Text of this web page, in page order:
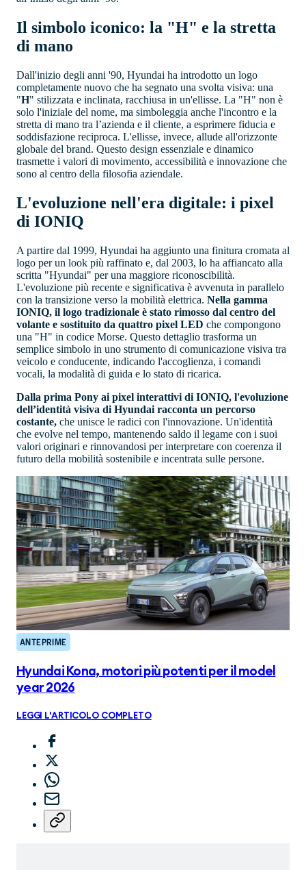
Il simbolo iconico: la "H" e la stretta
di mano
Dall'inizio degli anni '90, Hyundai ha introdotto un logo
completamente nuovo che ha segnato una svolta visiva: una
"H" stilizzata e inclinata, racchiusa in un'ellisse. La "H" non è
solo l'iniziale del nome, ma simboleggia anche l'incontro e la
stretta di mano tra l’azienda e il cliente, a esprimere fiducia e
soddisfazione reciproca. L'ellisse, invece, allude all'orizzonte
globale del brand. Questo design essenziale e dinamico
trasmette i valori di movimento, accessibilità e innovazione che
sono al centro della filosofia aziendale.
L'evoluzione nell'era digitale: i pixel
di IONIQ
A partire dal 1999, Hyundai ha aggiunto una finitura cromata al
logo per un look più raffinato e, dal 2003, lo ha affiancato alla
scritta "Hyundai" per una maggiore riconoscibilità.
L'evoluzione più recente e significativa è avvenuta in parallelo
con la transizione verso la mobilità elettrica. Nella gamma
IONIQ, il logo tradizionale è stato rimosso dal centro del
volante e sostituito da quattro pixel LED che compongono
una "H" in codice Morse. Questo dettaglio trasforma un
semplice simbolo in uno strumento di comunicazione visiva tra
veicolo e conducente, indicando l'accoglienza, i comandi
vocali, la modalità di guida e lo stato di ricarica.
Dalla prima Pony ai pixel interattivi di IONIQ, l'evoluzione
dell’identità visiva di Hyundai racconta un percorso
costante, che unisce le radici con l'innovazione. Un'identità
che evolve nel tempo, mantenendo saldo il legame con i suoi
valori originari e rinnovandosi per interpretare con coerenza il
futuro della mobilità sostenibile e incentrata sulle persone.
ANTEPRIME
Hyundai Kona, motori più potenti per il model
year 2026
LEGGI L'ARTICOLO COMPLETO